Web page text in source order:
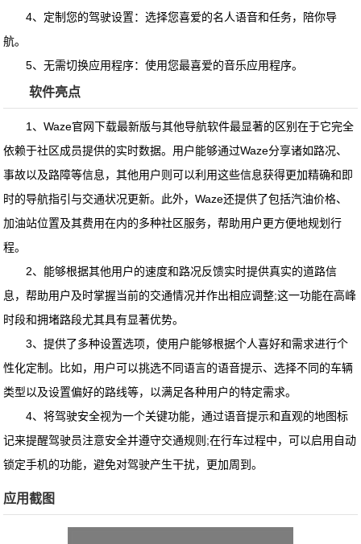
4、定制您的驾驶设置：选择您喜爱的名人语音和任务，陪你导
航。
5、无需切换应用程序：使用您最喜爱的音乐应用程序。
软件亮点
1、Waze官网下载最新版与其他导航软件最显著的区别在于它完全
依赖于社区成员提供的实时数据。用户能够通过Waze分享诸如路况、
事故以及路障等信息，其他用户则可以利用这些信息获得更加精确和即
时的导航指引与交通状况更新。此外，Waze还提供了包括汽油价格、
加油站位置及其费用在内的多种社区服务，帮助用户更方便地规划行
程。
2、能够根据其他用户的速度和路况反馈实时提供真实的道路信
息，帮助用户及时掌握当前的交通情况并作出相应调整;这一功能在高峰
时段和拥堵路段尤其具有显著优势。
3、提供了多种设置选项，使用户能够根据个人喜好和需求进行个
性化定制。比如，用户可以挑选不同语言的语音提示、选择不同的车辆
类型以及设置偏好的路线等，以满足各种用户的特定需求。
4、将驾驶安全视为一个关键功能，通过语音提示和直观的地图标
记来提醒驾驶员注意安全并遵守交通规则;在行车过程中，可以启用自动
锁定手机的功能，避免对驾驶产生干扰，更加周到。
应用截图